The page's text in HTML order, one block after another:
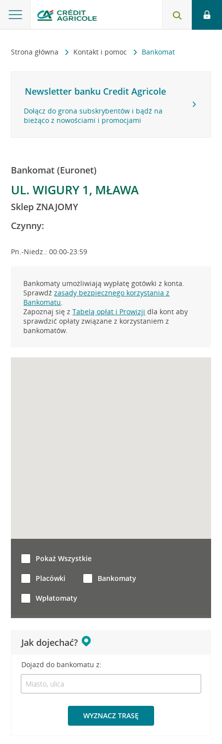
Strona główna Kontakt i pomoc Bankomat
Newsletter banku Credit Agricole
Dołącz do grona subskrybentów i bądź na
bieżąco z nowościami i promocjami
Bankomat (Euronet)
UL. WIGURY 1, MŁAWA
Sklep ZNAJOMY
Czynny:
Pn.-Niedz.: 00:00-23:59
Bankomaty umożliwiają wypłatę gotówki z konta.
Sprawdźzasady bezpiecznego korzystania z
Bankomatu.
Zapoznaj się zTabelą opłat i Prowizji dla kont aby
sprawdzić opłaty związane z korzystaniem z
bankomatów.
Jak dojechać?
Dojazd do bankomatu z:
WYZNACZ TRASĘ
Pokaż Wszystkie
Placówki Bankomaty
Wpłatomaty